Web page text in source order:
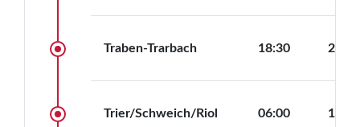
Traben-Trarbach 18:30 20:30
Trier/Schweich/Riol 06:00 14:30
funktional und gemütlich eingerichtet.
Deckpläne